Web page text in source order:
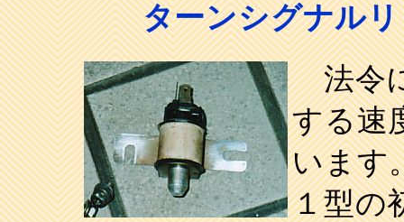
ターンシグナル
法令に
する速
います
１型の